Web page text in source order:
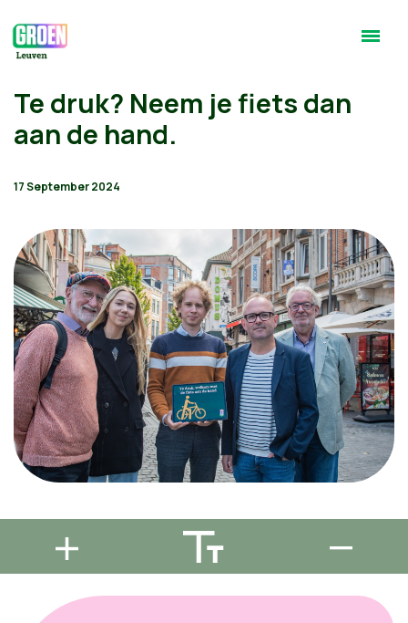
Te druk? Neem je fiets dan
aan de hand.
17 September 2024